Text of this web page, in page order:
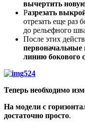
вычертить
Разрезать
отрезать еще раз
до рельефного
После этих
первоначальные
линию бокового
Теперь необходимо
На модели с
достаточно просто.